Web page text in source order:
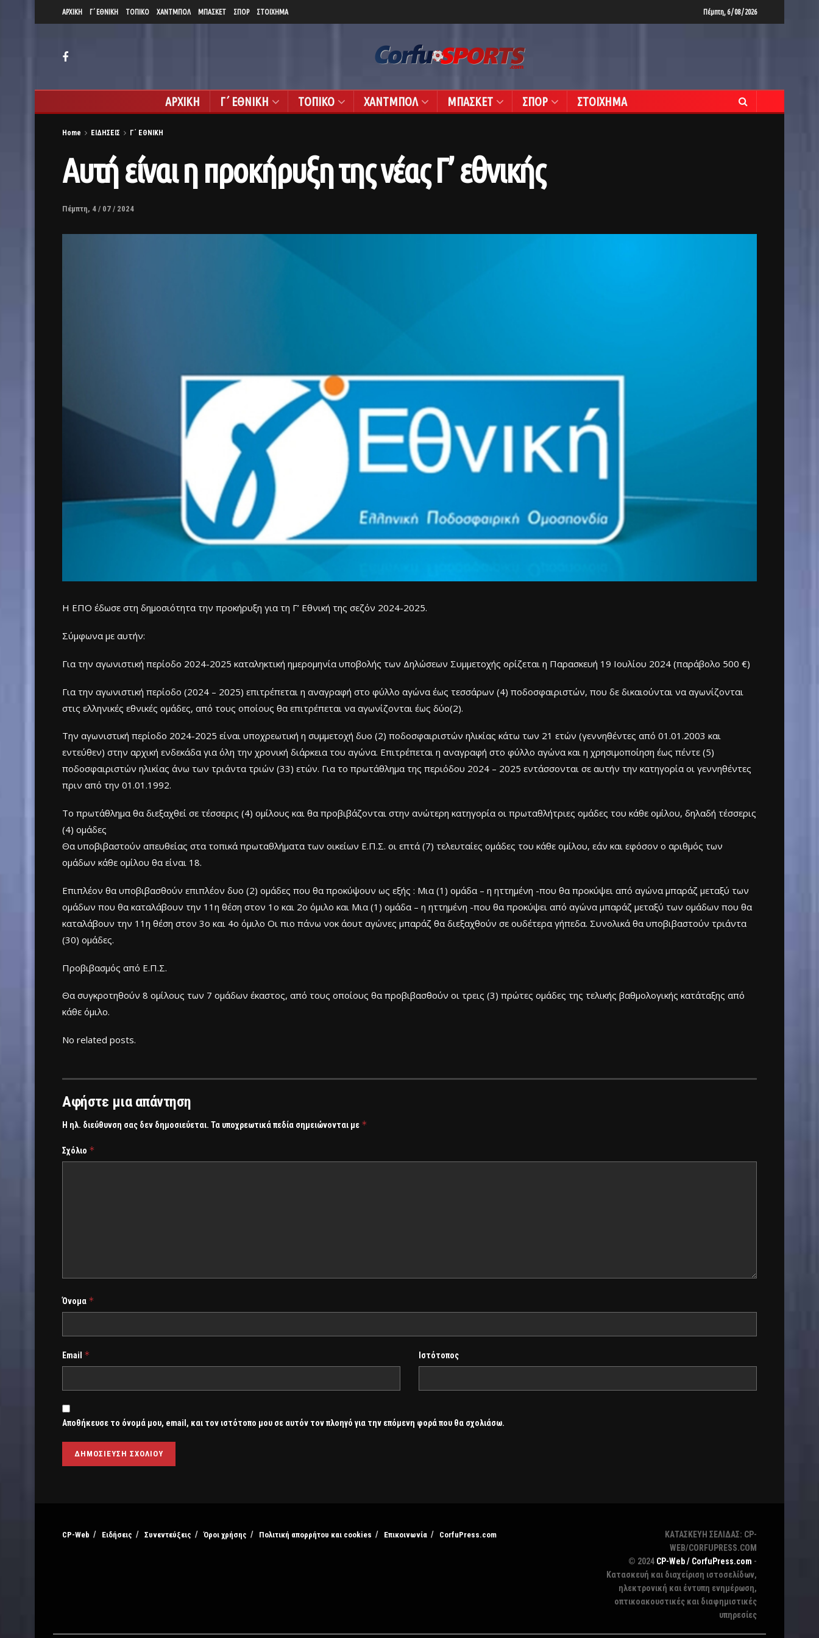
ΑΡΧΙΚΗ Γ΄ ΕΘΝΙΚΗ ΤΟΠΙΚΟ ΧΑΝΤΜΠΟΛ ΜΠΑΣΚΕΤ ΣΠΟΡ ΣΤΟΙΧΗΜΑ Πέμπτη, 6 / 08 / 2026
ΑΡΧΙΚΗ Γ΄ ΕΘΝΙΚΗ ΤΟΠΙΚΟ ΧΑΝΤΜΠΟΛ ΜΠΑΣΚΕΤ ΣΠΟΡ ΣΤΟΙΧΗΜΑ
Home ΕΙΔΗΣΕΙΣ Γ΄ ΕΘΝΙΚΗ
Αυτή είναι η προκήρυξη της νέας Γ’ εθνικής
Πέμπτη, 4 / 07 / 2024
H ΕΠΟ έδωσε στη δημοσιότητα την προκήρυξη για τη Γ’ Εθνική της σεζόν 2024-2025.
Σύμφωνα με αυτήν:
Για την αγωνιστική περίοδο 2024-2025 καταληκτική ημερομηνία υποβολής των Δηλώσεων Συμμετοχής ορίζεται η Παρασκευή 19 Ιουλίου 2024 (παράβολο 500 €)
Για την αγωνιστική περίοδο (2024 – 2025) επιτρέπεται η αναγραφή στο φύλλο αγώνα έως τεσσάρων (4) ποδοσφαιριστών, που δε δικαιούνται να αγωνίζονται
στις ελληνικές εθνικές ομάδες, από τους οποίους θα επιτρέπεται να αγωνίζονται έως δύο(2).
Την αγωνιστική περίοδο 2024-2025 είναι υποχρεωτική η συμμετοχή δυο (2) ποδοσφαιριστών ηλικίας κάτω των 21 ετών (γεννηθέντες από 01.01.2003 και
εντεύθεν) στην αρχική ενδεκάδα για όλη την χρονική διάρκεια του αγώνα. Επιτρέπεται η αναγραφή στο φύλλο αγώνα και η χρησιμοποίηση έως πέντε (5)
ποδοσφαιριστών ηλικίας άνω των τριάντα τριών (33) ετών. Για το πρωτάθλημα της περιόδου 2024 – 2025 εντάσσονται σε αυτήν την κατηγορία οι γεννηθέντες
πριν από την 01.01.1992.
Το πρωτάθλημα θα διεξαχθεί σε τέσσερις (4) ομίλους και θα προβιβάζονται στην ανώτερη κατηγορία οι πρωταθλήτριες ομάδες του κάθε ομίλου, δηλαδή τέσσερις
(4) ομάδες
Θα υποβιβαστούν απευθείας στα τοπικά πρωταθλήματα των οικείων Ε.Π.Σ. οι επτά (7) τελευταίες ομάδες του κάθε ομίλου, εάν και εφόσον ο αριθμός των
ομάδων κάθε ομίλου θα είναι 18.
Επιπλέον θα υποβιβασθούν επιπλέον δυο (2) ομάδες που θα προκύψουν ως εξής : Μια (1) ομάδα – η ηττημένη -που θα προκύψει από αγώνα μπαράζ μεταξύ των
ομάδων που θα καταλάβουν την 11η θέση στον 1ο και 2ο όμιλο και Μια (1) ομάδα – η ηττημένη -που θα προκύψει από αγώνα μπαράζ μεταξύ των ομάδων που θα
καταλάβουν την 11η θέση στον 3ο και 4ο όμιλο Οι πιο πάνω νοκ άουτ αγώνες μπαράζ θα διεξαχθούν σε ουδέτερα γήπεδα. Συνολικά θα υποβιβαστούν τριάντα
(30) ομάδες.
Προβιβασμός από Ε.Π.Σ.
Θα συγκροτηθούν 8 ομίλους των 7 ομάδων έκαστος, από τους οποίους θα προβιβασθούν οι τρεις (3) πρώτες ομάδες της τελικής βαθμολογικής κατάταξης από
κάθε όμιλο.
No related posts.
Αφήστε μια απάντηση
Η ηλ. διεύθυνση σας δεν δημοσιεύεται. Τα υποχρεωτικά πεδία σημειώνονται με *
Σχόλιο *
Όνομα *
Email * Ιστότοπος
Αποθήκευσε το όνομά μου, email, και τον ιστότοπο μου σε αυτόν τον πλοηγό για την επόμενη φορά που θα σχολιάσω.
CP-Web Ειδήσεις Συνεντεύξεις Όροι χρήσης Πολιτική απορρήτου και cookies Επικοινωνία CorfuPress.com
ΚΑΤΑΣΚΕΥΗ ΣΕΛΙΔΑΣ: CP-
WEB/CORFUPRESS.COM
© 2024 CP-Web / CorfuPress.com -
Κατασκευή και διαχείριση ιστοσελίδων,
ηλεκτρονική και έντυπη ενημέρωση,
οπτικοακουστικές και διαφημιστικές
υπηρεσίες